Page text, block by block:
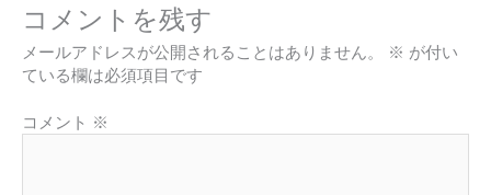
コメントを残す
メールアドレスが公開されることはありません。 ※ が付い
ている欄は必須項目です
コメント ※